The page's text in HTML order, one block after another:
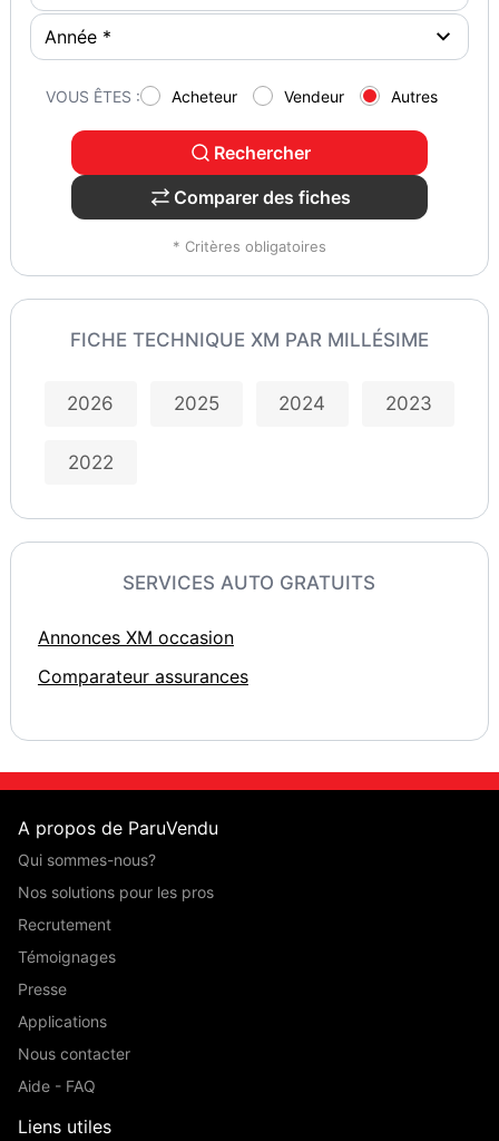
VOUS ÊTES : Acheteur Vendeur Autres
Rechercher
Comparer des fiches
* Critères obligatoires
FICHE TECHNIQUE XM PAR MILLÉSIME
2026 2025 2024 2023
2022
SERVICES AUTO GRATUITS
Annonces XM occasion
Comparateur assurances
A propos de ParuVendu
Qui sommes-nous?
Nos solutions pour les pros
Recrutement
Témoignages
Presse
Applications
Nous contacter
Aide - FAQ
Liens utiles